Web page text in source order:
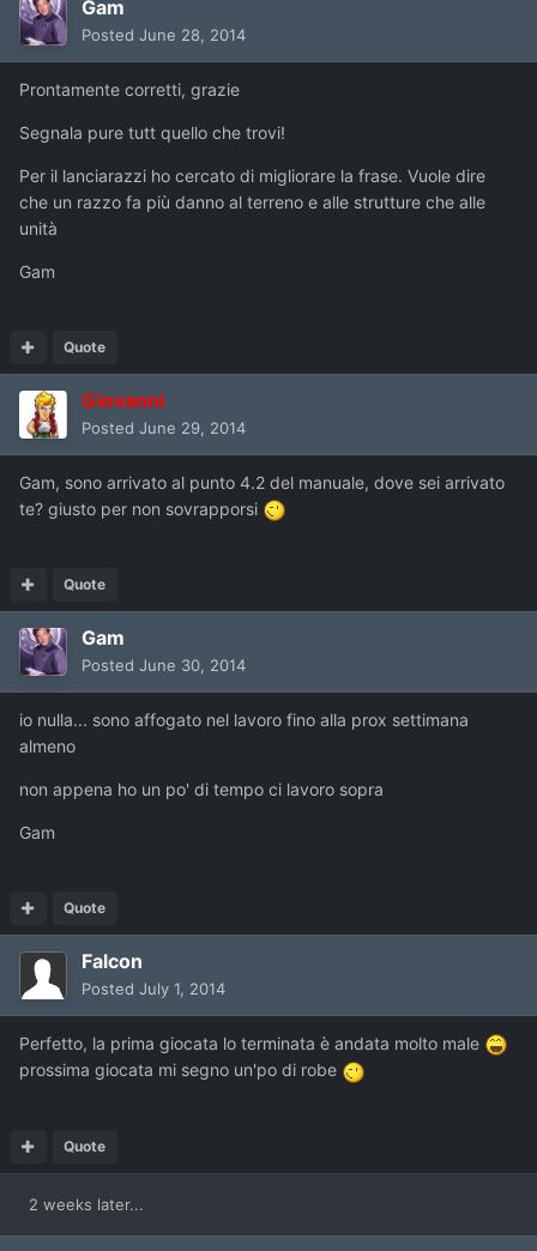
Gam
Posted June 28, 2014
Prontamente corretti, grazie
Segnala pure tutt quello che trovi!
Per il lanciarazzi ho cercato di migliorare la frase. Vuole dire
che un razzo fa più danno al terreno e alle strutture che alle
unità
Gam
Quote
Giovanni
Posted June 29, 2014
Gam, sono arrivato al punto 4.2 del manuale, dove sei arrivato
te? giusto per non sovrapporsi
Quote
Gam
Posted June 30, 2014
io nulla... sono affogato nel lavoro fino alla prox settimana
almeno
non appena ho un po' di tempo ci lavoro sopra
Gam
Quote
Falcon
Posted July 1, 2014
Perfetto, la prima giocata lo terminata è andata molto male
prossima giocata mi segno un'po di robe
Quote
2 weeks later...